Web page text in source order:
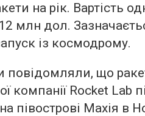
на рік. Вартість
млн дол.
із космодрому.
повідомляли, що
компанії Rocket Lab
півострові Махія в